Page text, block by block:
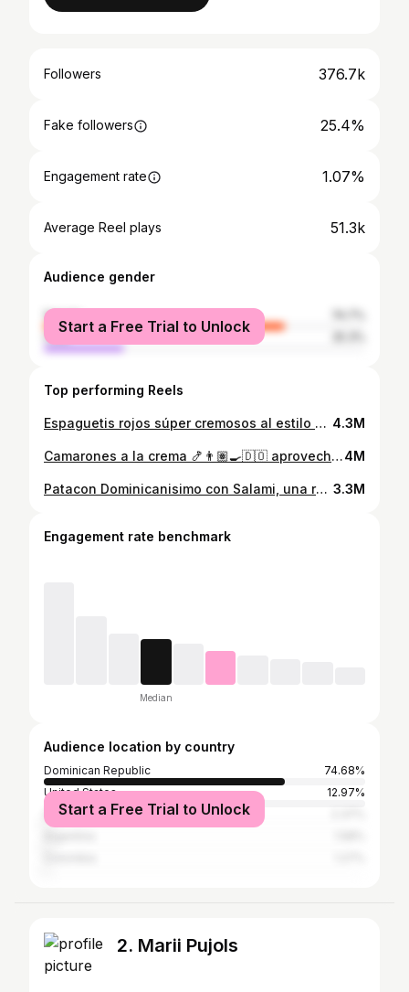
Followers 376.7k
Fake followers 25.4%
Engagement rate 1.07%
Average Reel plays 51.3k
Audience gender
female
male
Start a Free Trial to Unlock
Top performing Reels
Espaguetis rojos súper cremosos al estilo Dominicano, una receta que te sacará de muchos apuros. 🤩🇩🇴👨🏽‍🍳 - En los comentarios etiqueta a esos amigos con los cuales te gustaría hacer estos espaguetis 🤩🔥 4.3M
Camarones a la crema 🍤👨🏽‍🍳🇩🇴 aprovechando que en @sirena los precios de su marca Wala y Zerca son los más económicos, decidí hacer esta receta con ellos y créanme que si valió la pena porque quedó bueno y ahorre dinero (la mejor parte) 🤣🤑💸 - Ellos tienen una #nuevapolítica, que si encuentras un producto de la marca de otro supermercado a un menor precio, te devuelven 3 veces la diferencia pagada, así que ya saben. - En los comentarios etiqueta a quien te deba esta receta y obviamente que sea con productos Wala, frenen para allá y manguen sus productos Wala, que en precio y calidad nadie les gana 😎🤙🏽🔥 #Wala #Sirena4M
Patacon Dominicanisimo con Salami, una receta ideal para compartir con amigos, hacer para la cena o cualquier momento especial, así como el salami súper especial @induvecard - Guarda la receta, sígueme a mi y a @induvecard y en los comentarios etiqueta a ese amigo que te deba este patacon. 🇩🇴❤️🤩 #InduvecaRD #OrgulloDominicano #SuperEspecial 3.3M
Engagement rate benchmark
Median
Audience location by country
Dominican Republic
74.68%
United States
12.97%
Spain
Start a Free Trial to Unlock
2. Marii Pujols